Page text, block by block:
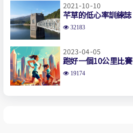
2021-10-10
芊草的低心率訓練誌
32183
2023-04-05
跑好一個10公里比賽
19174